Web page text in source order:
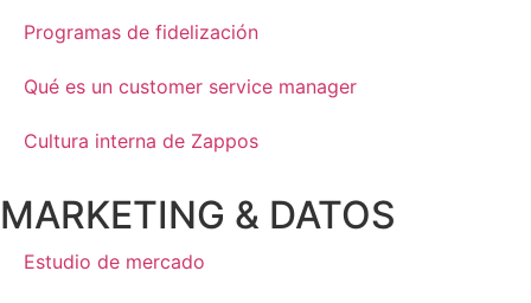
Programas de fidelización
Qué es un customer service manager
Cultura interna de Zappos
MARKETING & DATOS
Estudio de mercado